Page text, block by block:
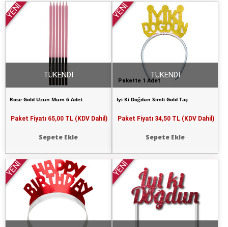
YENİ
Rose Gold Uzun Mum 6 Adet
Paket Fiyatı 65,00 TL (KDV Dahil)
Sepete Ekle
TÜKENDİ
Pakette 1 Adet
YENİ
İyi Ki Doğdun Simli Gold Taç
Paket Fiyatı 34,50 TL (KDV Dahil)
Sepete Ekle
TÜKENDİ
YENİ YENİ